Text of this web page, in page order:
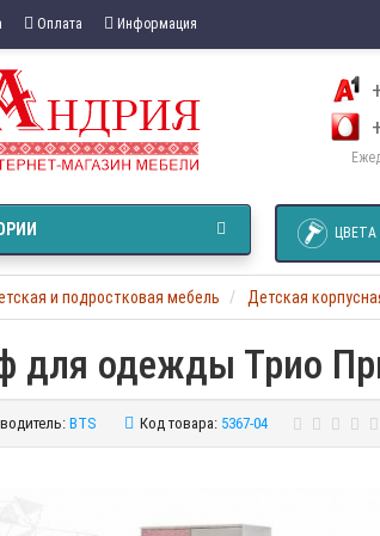
Оплата Информация
ЦВЕТА
и подростковая мебель Детская
для одежды Трио
BTS Код товара: 5367-04